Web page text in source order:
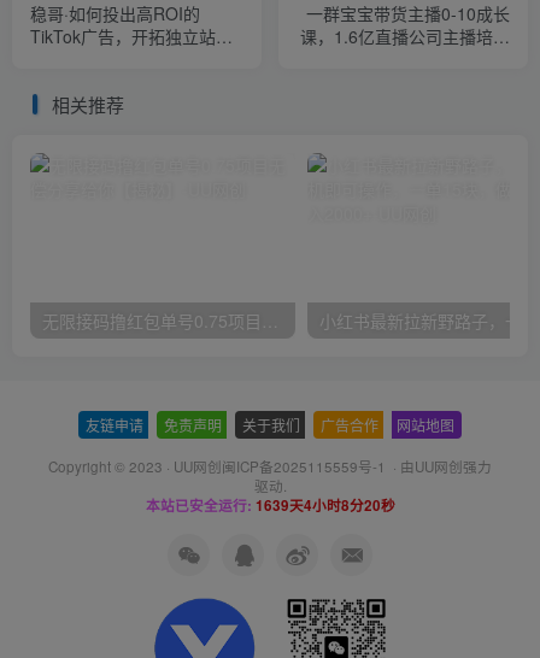
稳哥·如何投出高ROI的
TikTok广告，开拓独立站卖
一群宝宝带货主播0-10成长
课，1.6亿直播公司主播培训
相关推荐
无限接码撸红包单号0.75项目无偿分享给你【揭秘】
友链申请 免责声明 关于我们 广告合作 网站地图
Copyright © 2023 · UU网创闽ICP备2025115559号-1 · 由UU网创强力
驱动.
本站已安全运行: 1639天4小时8分20秒